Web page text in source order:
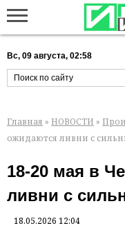
Вс, 09 августа, 02:58
Главная » НОВОСТИ »
ожидаются ливни с
18-20 мая в
ливни с
18.05.2026 12:04